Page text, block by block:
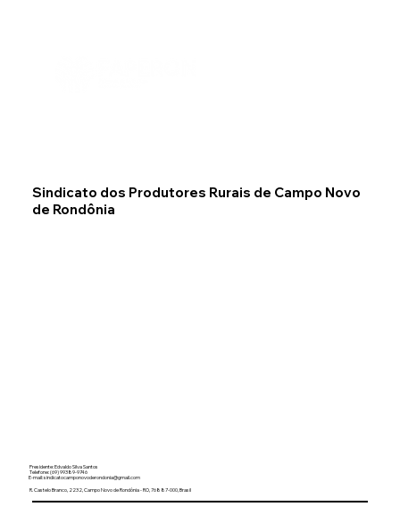
Sindicato dos Produtores Rurais de Campo Novo
de Rondônia
Presidente: Edvaldo Silva Santos
Telefone: (69) 99389-9746
E-mail:sindicatocamponovoderondonia@gmail.com
R. Castelo Branco, 2232, Campo Novo de Rondônia - RO, 76887-000, Brasil